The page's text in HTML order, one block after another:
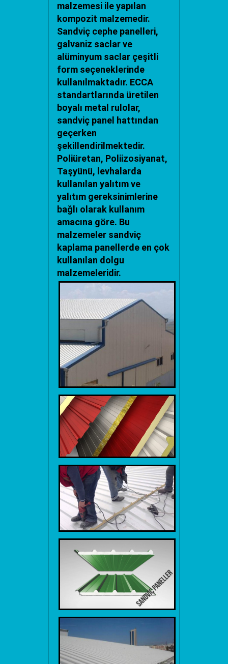
malzemesi ile yapılan
kompozit malzemedir.
Sandviç cephe panelleri,
galvaniz saclar ve
alüminyum saclar çeşitli
form seçeneklerinde
kullanılmaktadır. ECCA
standartlarında üretilen
boyalı metal rulolar,
sandviç panel hattından
geçerken
şekillendirilmektedir.
Poliüretan, Poliizosiyanat,
Taşyünü, levhalarda
kullanılan yalıtım ve
yalıtım gereksinimlerine
bağlı olarak kullanım
amacına göre. Bu
malzemeler sandviç
kaplama panellerde en çok
kullanılan dolgu
malzemeleridir.